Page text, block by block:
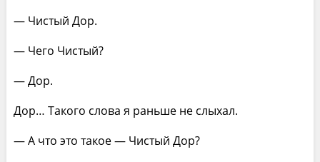
— Чистый Дор.
— Чего Чистый?
— Дор.
Дор… Такого слова я раньше не слыхал.
— А что это такое — Чистый Дор?